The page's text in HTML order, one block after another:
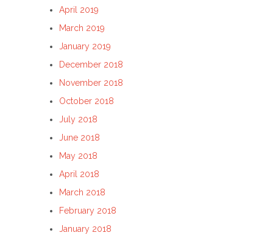
April 2019
March 2019
January 2019
December 2018
November 2018
October 2018
July 2018
June 2018
May 2018
April 2018
March 2018
February 2018
January 2018